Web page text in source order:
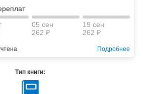
05 сен
262 ₽
19 сен
262 ₽
Подробнее
Тип книги: